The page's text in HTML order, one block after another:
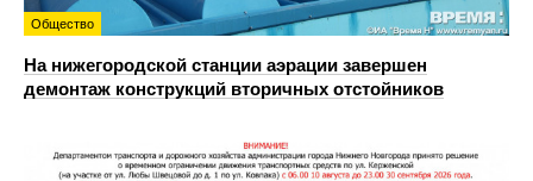
Общество
На нижегородской станции аэрации завершен
демонтаж конструкций вторичных отстойников